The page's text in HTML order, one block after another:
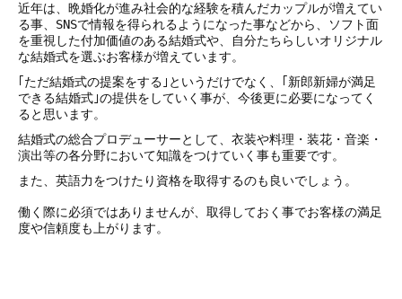
近年は、晩婚化が進み社会的な経験を積んだカップルが増えてい
る事、SNSで情報を得られるようになった事などから、ソフト面
を重視した付加価値のある結婚式や、自分たちらしいオリジナル
な結婚式を選ぶお客様が増えています。
｢ただ結婚式の提案をする｣というだけでなく、｢新郎新婦が満足
できる結婚式｣の提供をしていく事が、今後更に必要になってく
ると思います。
結婚式の総合プロデューサーとして、衣装や料理・装花・音楽・
演出等の各分野において知識をつけていく事も重要です。
また、英語力をつけたり資格を取得するのも良いでしょう。
働く際に必須ではありませんが、取得しておく事でお客様の満足
度や信頼度も上がります。